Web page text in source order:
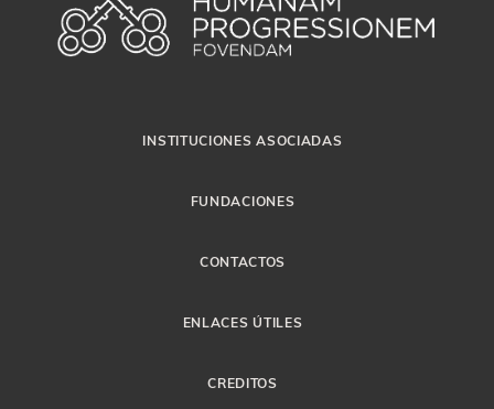
INSTITUCIONES ASOCIADAS
FUNDACIONES
CONTACTOS
ENLACES ÚTILES
CREDITOS